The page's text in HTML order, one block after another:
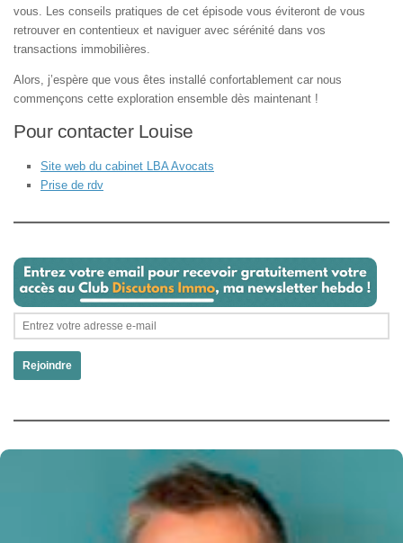
vous. Les conseils pratiques de cet épisode vous éviteront de vous
retrouver en contentieux et naviguer avec sérénité dans vos
transactions immobilières.
Alors, j’espère que vous êtes installé confortablement car nous
commençons cette exploration ensemble dès maintenant !
Pour contacter Louise
Site web du cabinet LBA Avocats
Prise de rdv
Rejoindre